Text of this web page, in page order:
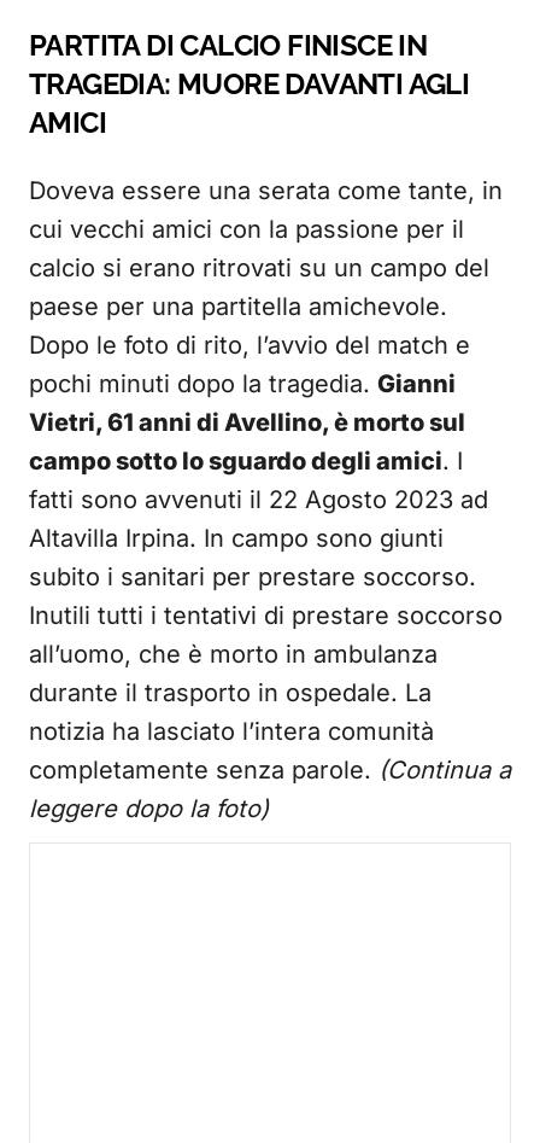
PARTITA DI CALCIO FINISCE IN
TRAGEDIA: MUORE DAVANTI AGLI
AMICI
Doveva essere una serata come tante, in
cui vecchi amici con la passione per il
calcio si erano ritrovati su un campo del
paese per una partitella amichevole.
Dopo le foto di rito, l’avvio del match e
pochi minuti dopo la tragedia. Gianni
Vietri, 61 anni di Avellino, è morto sul
campo sotto lo sguardo degli amici. I
fatti sono avvenuti il 22 Agosto 2023 ad
Altavilla Irpina. In campo sono giunti
subito i sanitari per prestare soccorso.
Inutili tutti i tentativi di prestare soccorso
all’uomo, che è morto in ambulanza
durante il trasporto in ospedale. La
notizia ha lasciato l’intera comunità
completamente senza parole. (Continua a
leggere dopo la foto)